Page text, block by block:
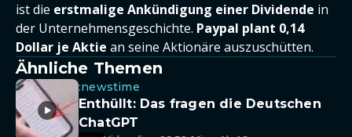
ist die erstmalige Ankündigung einer Dividende in
der Unternehmensgeschichte. Paypal plant 0,14
Dollar je Aktie an seine Aktionäre auszuschütten.
Ähnliche Themen
:newstime
Enthüllt: Das fragen die Deutschen
ChatGPT